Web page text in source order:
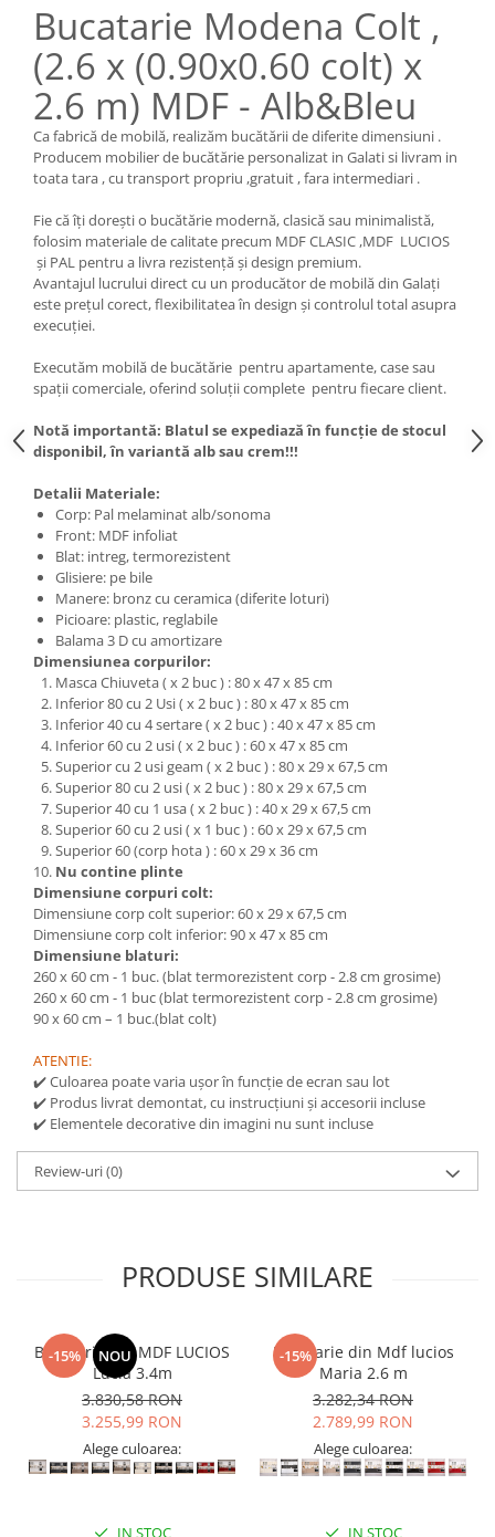
Bucatarie Modena Colt ,
(2.6 x (0.90x0.60 colt) x
2.6 m) MDF - Alb&Bleu
Ca fabrică de mobilă, realizăm bucătării de diferite dimensiuni .
Producem mobilier de bucătărie personalizat in Galati si livram in
toata tara , cu transport propriu ,gratuit , fara intermediari .
Fie că îți dorești o bucătărie modernă, clasică sau minimalistă,
folosim materiale de calitate precum MDF CLASIC ,MDF LUCIOS
și PAL pentru a livra rezistență și design premium.
Avantajul lucrului direct cu un producător de mobilă din Galați
este prețul corect, flexibilitatea în design și controlul total asupra
execuției.
Executăm mobilă de bucătărie pentru apartamente, case sau
spații comerciale, oferind soluții complete pentru fiecare client.
Notă importantă: Blatul se expediază în funcție de stocul
disponibil, în variantă alb sau crem!!!
Detalii Materiale:
Corp: Pal melaminat alb/sonoma
Front: MDF infoliat
Blat: intreg, termorezistent
Glisiere: pe bile
Manere: bronz cu ceramica (diferite loturi)
Picioare: plastic, reglabile
Balama 3 D cu amortizare
Dimensiunea corpurilor:
Masca Chiuveta ( x 2 buc ) : 80 x 47 x 85 cm
Inferior 80 cu 2 Usi ( x 2 buc ) : 80 x 47 x 85 cm
Inferior 40 cu 4 sertare ( x 2 buc ) : 40 x 47 x 85 cm
Inferior 60 cu 2 usi ( x 2 buc ) : 60 x 47 x 85 cm
Superior cu 2 usi geam ( x 2 buc ) : 80 x 29 x 67,5 cm
Superior 80 cu 2 usi ( x 2 buc ) : 80 x 29 x 67,5 cm
Superior 40 cu 1 usa ( x 2 buc ) : 40 x 29 x 67,5 cm
Superior 60 cu 2 usi ( x 1 buc ) : 60 x 29 x 67,5 cm
Superior 60 (corp hota ) : 60 x 29 x 36 cm
Nu contine plinte
Dimensiune corpuri colt:
Dimensiune corp colt superior: 60 x 29 x 67,5 cm
Dimensiune corp colt inferior: 90 x 47 x 85 cm
Dimensiune blaturi:
260 x 60 cm - 1 buc. (blat termorezistent corp - 2.8 cm grosime)
260 x 60 cm - 1 buc (blat termorezistent corp - 2.8 cm grosime)
90 x 60 cm – 1 buc.(blat colt)
ATENTIE:
✔️ Culoarea poate varia ușor în funcție de ecran sau lot
✔️ Produs livrat demontat, cu instrucțiuni și accesorii incluse
✔️ Elementele decorative din imagini nu sunt incluse
Review-uri(0)
PRODUSE SIMILARE
-15% NOU
Bucatarie din MDF LUCIOS
Lucia 3.4m
3.830,58 RON
3.255,99 RON
Alege culoarea:
IN STOC
-15%
Bucatarie din Mdf lucios
Maria 2.6 m
3.282,34 RON
2.789,99 RON
Alege culoarea:
IN STOC